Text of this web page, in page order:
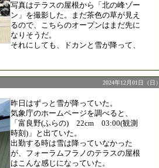
写真はテラスの屋根から「北の峰ゾー
ン」を撮影した。まだ茶色の草が見え
るので、こちらのオープンはまだ先に
なりそうだ。
それにしても、ドカンと雪が降って、
2024年12月01日（日）
昨日はずっと雪が降っていた。
気象庁のホームページを調べると、
「富良野(ふらの) 22cm 03:00(観測
時刻)」と出ていた。
出勤する時は雪は降っていなかった
が、フォーラムフラノのテラスの屋根
はこんな感じになっていた。